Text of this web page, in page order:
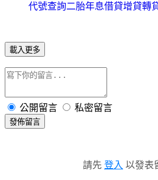
代號查詢二胎年息借貸增貸轉
載入更多
公開留言 私密留言
發佈留言
請先 登入 以發表